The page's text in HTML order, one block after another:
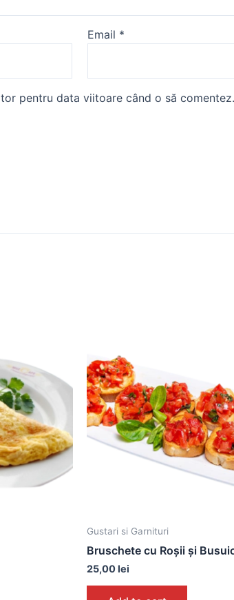
Email *
pentru data viitoare când o să comentez.
Gustari si Garnituri
Bruschete cu Roșii și
25,00lei